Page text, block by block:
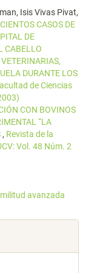
Isis Vivas Pivat,
CASOS DE
DE
CABELLO
DURANTE LOS
de Ciencias
CON BOVINOS
“LA
, Revista de la
Vol. 48 Núm. 2
avanzada